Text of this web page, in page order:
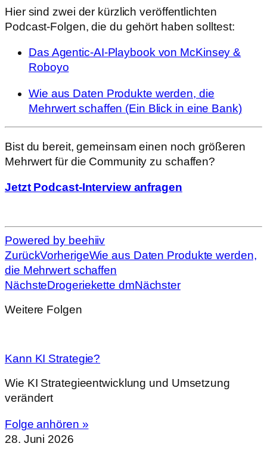
Hier sind zwei der kürzlich veröffentlichten
Podcast-Folgen, die du gehört haben solltest:
Das Agentic-AI-Playbook von McKinsey &
Roboyo
Wie aus Daten Produkte werden, die
Mehrwert schaffen (Ein Blick in eine Bank)
Bist du bereit, gemeinsam einen noch größeren
Mehrwert für die Community zu schaffen?
Jetzt Podcast-Interview anfragen
Powered by beehiiv
ZurückVorherigeWie aus Daten Produkte werden,
die Mehrwert schaffen
NächsteDrogeriekette dmNächster
Weitere Folgen
Kann KI Strategie?
Wie KI Strategieentwicklung und Umsetzung
verändert
Folge anhören »
28. Juni 2026